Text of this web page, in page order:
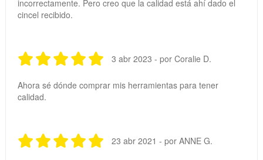
incorrectamente. Pero creo que la calidad está ahí dado el
cincel recibido.
3 abr 2023 - por Coralie D.
Ahora sé dónde comprar mis herramientas para tener
calidad.
23 abr 2021 - por ANNE G.